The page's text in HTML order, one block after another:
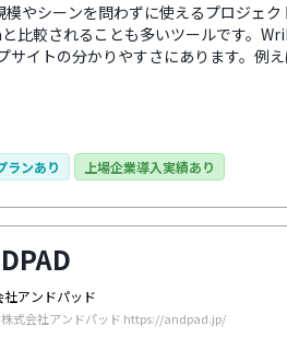
やシーンを問わずに使えるプロジェ
比較されることも多いツールです。
サイトの分かりやすさにあります。例
担当者やその他情報でフィルターをか
るため基本機能以外にも高度な使い方
の使いやすさやヘルプサイトの情報量を
ランあり 上場企業導入実績あり
社アンドパッド
株式会社アンドパッド https://andpad.jp/